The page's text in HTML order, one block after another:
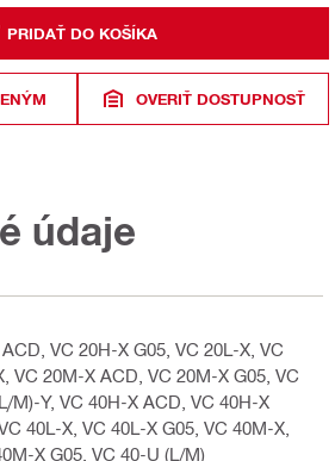
PRIDAŤ DO KOŠÍKA
OVERIŤ DOSTUPNOSŤ
údaje
ACD, VC 20H-X G05, VC 20L-X, VC
VC 20M-X ACD, VC 20M-X G05, VC
M)-Y, VC 40H-X ACD, VC 40H-X
40L-X, VC 40L-X G05, VC 40M-X,
X G05, VC 40-U (L/M)